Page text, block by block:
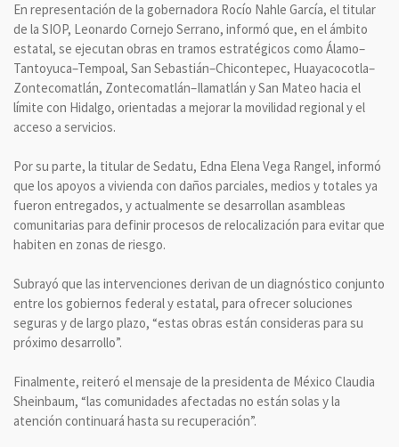
En representación de la gobernadora Rocío Nahle García, el titular
de la SIOP, Leonardo Cornejo Serrano, informó que, en el ámbito
estatal, se ejecutan obras en tramos estratégicos como Álamo–
Tantoyuca–Tempoal, San Sebastián–Chicontepec, Huayacocotla–
Zontecomatlán, Zontecomatlán–Ilamatlán y San Mateo hacia el
límite con Hidalgo, orientadas a mejorar la movilidad regional y el
acceso a servicios.
Por su parte, la titular de Sedatu, Edna Elena Vega Rangel, informó
que los apoyos a vivienda con daños parciales, medios y totales ya
fueron entregados, y actualmente se desarrollan asambleas
comunitarias para definir procesos de relocalización para evitar que
habiten en zonas de riesgo.
Subrayó que las intervenciones derivan de un diagnóstico conjunto
entre los gobiernos federal y estatal, para ofrecer soluciones
seguras y de largo plazo, “estas obras están consideras para su
próximo desarrollo”.
Finalmente, reiteró el mensaje de la presidenta de México Claudia
Sheinbaum, “las comunidades afectadas no están solas y la
atención continuará hasta su recuperación”.